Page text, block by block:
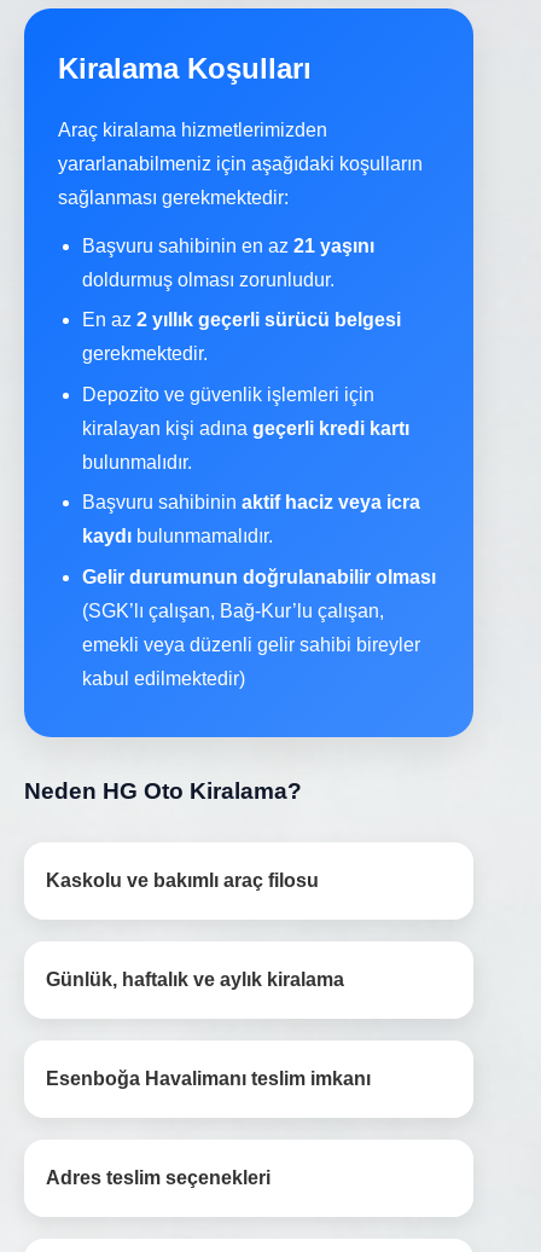
Kiralama Koşulları
Araç kiralama hizmetlerimizden
yararlanabilmeniz için aşağıdaki koşulların
sağlanması gerekmektedir:
Başvuru sahibinin en az 21 yaşını
doldurmuş olması zorunludur.
En az 2 yıllık geçerli sürücü belgesi
gerekmektedir.
Depozito ve güvenlik işlemleri için
kiralayan kişi adına geçerli kredi kartı
bulunmalıdır.
Başvuru sahibinin aktif haciz veya icra
kaydı bulunmamalıdır.
Gelir durumunun doğrulanabilir olması
(SGK’lı çalışan, Bağ-Kur’lu çalışan,
emekli veya düzenli gelir sahibi bireyler
kabul edilmektedir)
Neden HG Oto Kiralama?
Kaskolu ve bakımlı araç filosu
Günlük, haftalık ve aylık kiralama
Esenboğa Havalimanı teslim imkanı
Adres teslim seçenekleri